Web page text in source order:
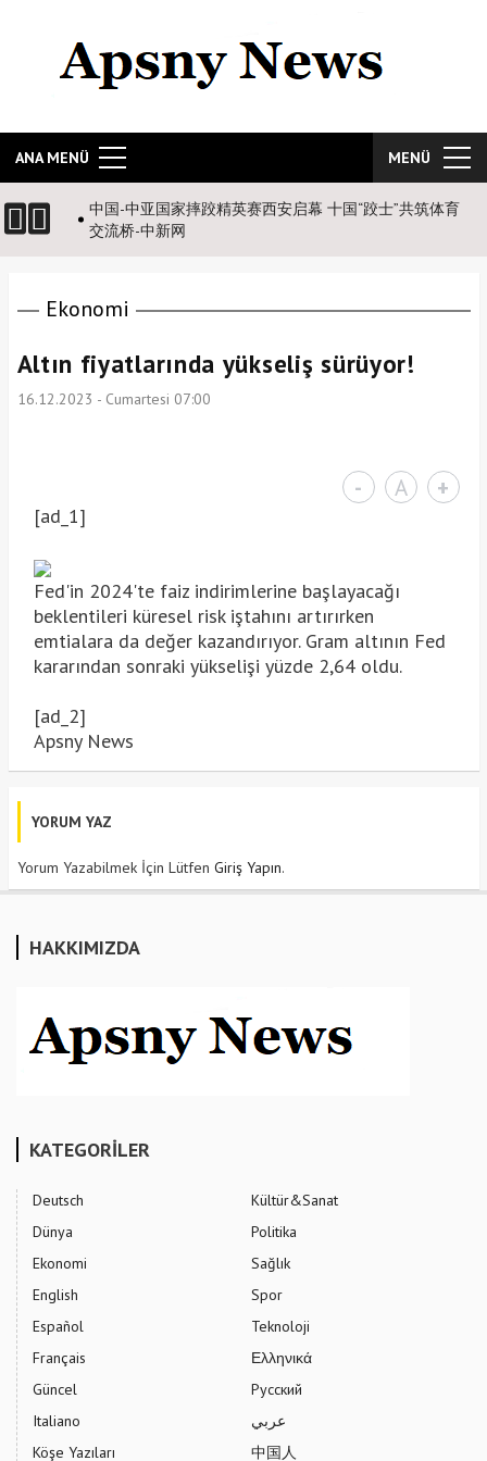
ANA MENÜ MENÜ
中亚国家摔跤精英赛西安启幕 十国“跤士”共筑体育
-中新网
لكأس آسيا
Ekonomi
Altın fiyatlarında yükseliş sürüyor!
16.12.2023 - Cumartesi 07:00
- A +
[ad_1]
Fed'in 2024'te faiz indirimlerine başlayacağı
beklentileri küresel risk iştahını artırırken
emtialara da değer kazandırıyor. Gram altının Fed
kararından sonraki yükselişi yüzde 2,64 oldu.
[ad_2]
Apsny News
YORUM YAZ
Yorum Yazabilmek İçin Lütfen Giriş Yapın.
HAKKIMIZDA
KATEGORİLER
Deutsch
Dünya
Ekonomi
English
Español
Français
Güncel
Italiano
Köşe Yazıları
Kültür&Sanat
Politika
Sağlık
Spor
Teknoloji
Ελληνικά
Русский
عربي
中国人